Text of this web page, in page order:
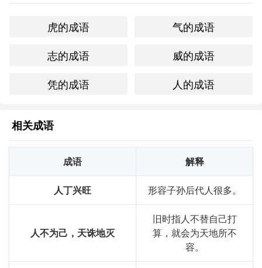
虎的成语
气的成语
志的成语
威的成语
凭的成语
人的成语
相关成语
成语 解释
人丁兴旺 形容子孙后代人很多。
人不为己，天诛地灭
旧时指人不替自己打
算，就会为天地所不
容。